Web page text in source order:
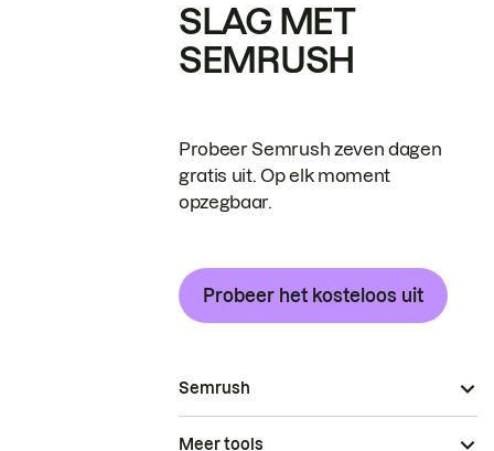
SLAG MET
SEMRUSH
Probeer Semrush zeven dagen
gratis uit. Op elk moment
opzegbaar.
Probeer het kosteloos uit
Semrush
Meer tools